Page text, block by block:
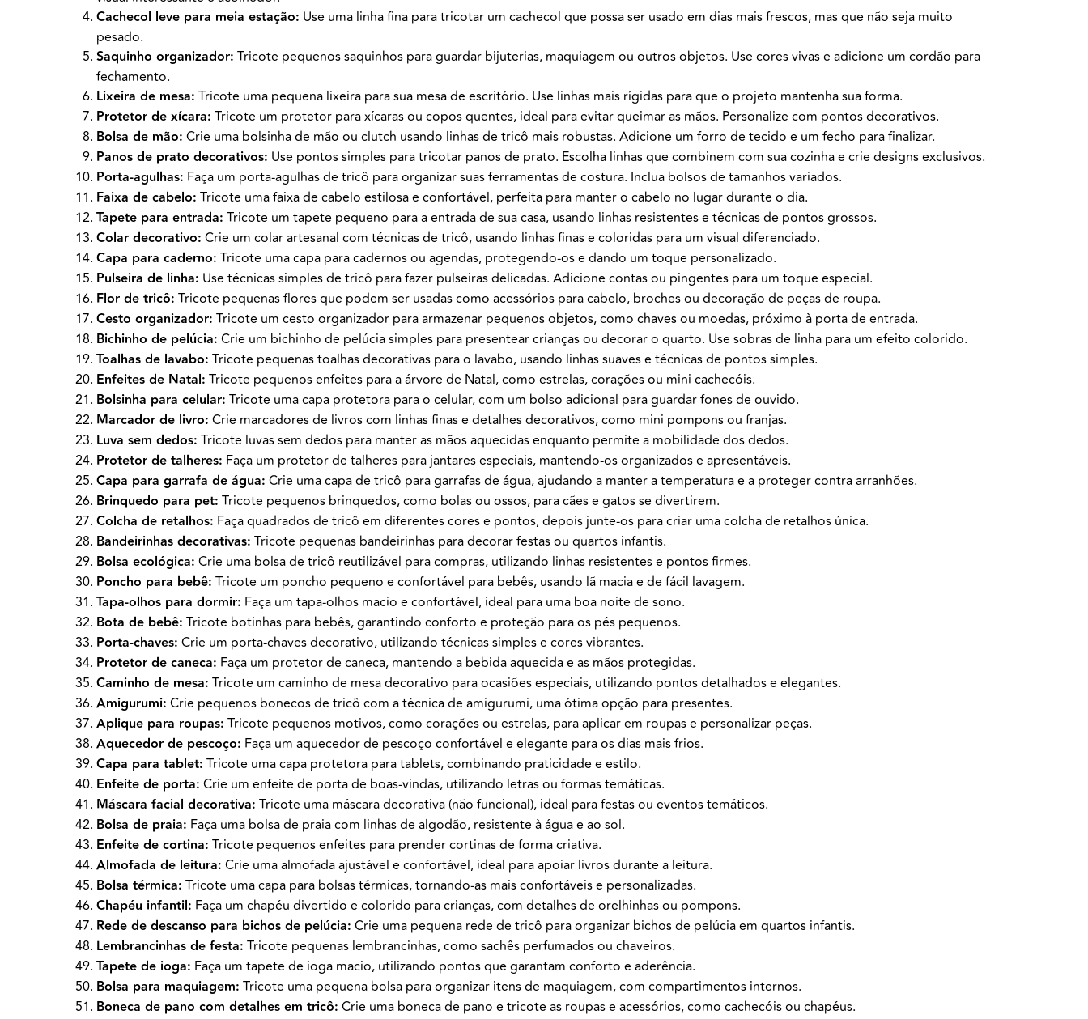
Cachecol leve para meia estação: Use uma linha fina para tricotar um cachecol que possa ser usado em dias mais frescos, mas que não seja muito
pesado.
Saquinho organizador: Tricote pequenos saquinhos para guardar bijuterias, maquiagem ou outros objetos. Use cores vivas e adicione um cordão para
fechamento.
Lixeira de mesa: Tricote uma pequena lixeira para sua mesa de escritório. Use linhas mais rígidas para que o projeto mantenha sua forma.
Protetor de xícara: Tricote um protetor para xícaras ou copos quentes, ideal para evitar queimar as mãos. Personalize com pontos decorativos.
Bolsa de mão: Crie uma bolsinha de mão ou clutch usando linhas de tricô mais robustas. Adicione um forro de tecido e um fecho para finalizar.
Panos de prato decorativos: Use pontos simples para tricotar panos de prato. Escolha linhas que combinem com sua cozinha e crie designs exclusivos.
Porta-agulhas: Faça um porta-agulhas de tricô para organizar suas ferramentas de costura. Inclua bolsos de tamanhos variados.
Faixa de cabelo: Tricote uma faixa de cabelo estilosa e confortável, perfeita para manter o cabelo no lugar durante o dia.
Tapete para entrada: Tricote um tapete pequeno para a entrada de sua casa, usando linhas resistentes e técnicas de pontos grossos.
Colar decorativo: Crie um colar artesanal com técnicas de tricô, usando linhas finas e coloridas para um visual diferenciado.
Capa para caderno: Tricote uma capa para cadernos ou agendas, protegendo-os e dando um toque personalizado.
Pulseira de linha: Use técnicas simples de tricô para fazer pulseiras delicadas. Adicione contas ou pingentes para um toque especial.
Flor de tricô: Tricote pequenas flores que podem ser usadas como acessórios para cabelo, broches ou decoração de peças de roupa.
Cesto organizador: Tricote um cesto organizador para armazenar pequenos objetos, como chaves ou moedas, próximo à porta de entrada.
Bichinho de pelúcia: Crie um bichinho de pelúcia simples para presentear crianças ou decorar o quarto. Use sobras de linha para um efeito colorido.
Toalhas de lavabo: Tricote pequenas toalhas decorativas para o lavabo, usando linhas suaves e técnicas de pontos simples.
Enfeites de Natal: Tricote pequenos enfeites para a árvore de Natal, como estrelas, corações ou mini cachecóis.
Bolsinha para celular: Tricote uma capa protetora para o celular, com um bolso adicional para guardar fones de ouvido.
Marcador de livro: Crie marcadores de livros com linhas finas e detalhes decorativos, como mini pompons ou franjas.
Luva sem dedos: Tricote luvas sem dedos para manter as mãos aquecidas enquanto permite a mobilidade dos dedos.
Protetor de talheres: Faça um protetor de talheres para jantares especiais, mantendo-os organizados e apresentáveis.
Capa para garrafa de água: Crie uma capa de tricô para garrafas de água, ajudando a manter a temperatura e a proteger contra arranhões.
Brinquedo para pet: Tricote pequenos brinquedos, como bolas ou ossos, para cães e gatos se divertirem.
Colcha de retalhos: Faça quadrados de tricô em diferentes cores e pontos, depois junte-os para criar uma colcha de retalhos única.
Bandeirinhas decorativas: Tricote pequenas bandeirinhas para decorar festas ou quartos infantis.
Bolsa ecológica: Crie uma bolsa de tricô reutilizável para compras, utilizando linhas resistentes e pontos firmes.
Poncho para bebê: Tricote um poncho pequeno e confortável para bebês, usando lã macia e de fácil lavagem.
Tapa-olhos para dormir: Faça um tapa-olhos macio e confortável, ideal para uma boa noite de sono.
Bota de bebê: Tricote botinhas para bebês, garantindo conforto e proteção para os pés pequenos.
Porta-chaves: Crie um porta-chaves decorativo, utilizando técnicas simples e cores vibrantes.
Protetor de caneca: Faça um protetor de caneca, mantendo a bebida aquecida e as mãos protegidas.
Caminho de mesa: Tricote um caminho de mesa decorativo para ocasiões especiais, utilizando pontos detalhados e elegantes.
Amigurumi: Crie pequenos bonecos de tricô com a técnica de amigurumi, uma ótima opção para presentes.
Aplique para roupas: Tricote pequenos motivos, como corações ou estrelas, para aplicar em roupas e personalizar peças.
Aquecedor de pescoço: Faça um aquecedor de pescoço confortável e elegante para os dias mais frios.
Capa para tablet: Tricote uma capa protetora para tablets, combinando praticidade e estilo.
Enfeite de porta: Crie um enfeite de porta de boas-vindas, utilizando letras ou formas temáticas.
Máscara facial decorativa: Tricote uma máscara decorativa (não funcional), ideal para festas ou eventos temáticos.
Bolsa de praia: Faça uma bolsa de praia com linhas de algodão, resistente à água e ao sol.
Enfeite de cortina: Tricote pequenos enfeites para prender cortinas de forma criativa.
Almofada de leitura: Crie uma almofada ajustável e confortável, ideal para apoiar livros durante a leitura.
Bolsa térmica: Tricote uma capa para bolsas térmicas, tornando-as mais confortáveis e personalizadas.
Chapéu infantil: Faça um chapéu divertido e colorido para crianças, com detalhes de orelhinhas ou pompons.
Rede de descanso para bichos de pelúcia: Crie uma pequena rede de tricô para organizar bichos de pelúcia em quartos infantis.
Lembrancinhas de festa: Tricote pequenas lembrancinhas, como sachês perfumados ou chaveiros.
Tapete de ioga: Faça um tapete de ioga macio, utilizando pontos que garantam conforto e aderência.
Bolsa para maquiagem: Tricote uma pequena bolsa para organizar itens de maquiagem, com compartimentos internos.
Boneca de pano com detalhes em tricô: Crie uma boneca de pano e tricote as roupas e acessórios, como cachecóis ou chapéus.